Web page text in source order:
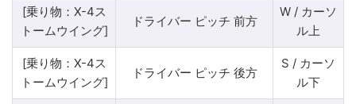
[乗り物：X-4ス
トームウイング]
ドライバー ピッチ 前方
W / カーソ
ル上
[乗り物：X-4ス
トームウイング]
ドライバー ピッチ 後方
S / カーソ
ル下